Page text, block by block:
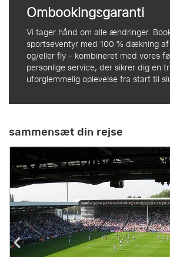
Ombookingsgaranti
Vi tager hånd om alle ændringer.
sportseventyr med 100 % dækning
og/eller fly – kombineret med vores
personlige service, der sikrer dig en
uforglemmelig oplevelse fra start til
sammensæt din rejse